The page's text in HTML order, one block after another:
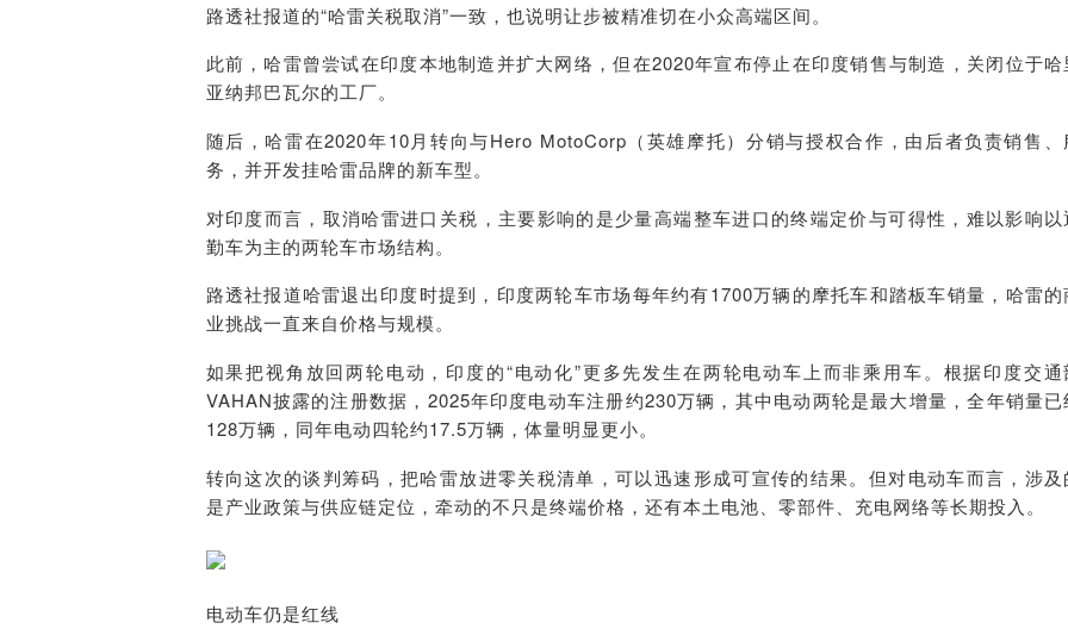
路透社报道的“哈雷关税取消”一致，也说明让步被精准切在小众高端区间。
此前，哈雷曾尝试在印度本地制造并扩大网络，但在2020年宣布停止在印度销售与制造，关闭位于哈
亚纳邦巴瓦尔的工厂。
随后，哈雷在2020年10月转向与Hero MotoCorp（英雄摩托）分销与授权合作，由后者负责销售、
务，并开发挂哈雷品牌的新车型。
对印度而言，取消哈雷进口关税，主要影响的是少量高端整车进口的终端定价与可得性，难以影响以
勤车为主的两轮车市场结构。
路透社报道哈雷退出印度时提到，印度两轮车市场每年约有1700万辆的摩托车和踏板车销量，哈雷的
业挑战一直来自价格与规模。
如果把视角放回两轮电动，印度的“电动化”更多先发生在两轮电动车上而非乘用车。根据印度交通
VAHAN披露的注册数据，2025年印度电动车注册约230万辆，其中电动两轮是最大增量，全年销量已
128万辆，同年电动四轮约17.5万辆，体量明显更小。
转向这次的谈判筹码，把哈雷放进零关税清单，可以迅速形成可宣传的结果。但对电动车而言，涉及
是产业政策与供应链定位，牵动的不只是终端价格，还有本土电池、零部件、充电网络等长期投入。
电动车仍是红线